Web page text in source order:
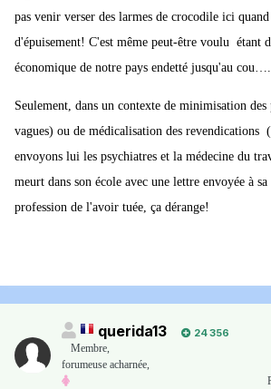
pas venir verser des larmes de crocodile ici
d'épuisement! C'est même peut-être voulu étant
économique de notre pays endetté jusqu'au cou….
Seulement, dans un contexte de minimisation
vagues) ou de médicalisation des revendications
envoyons lui les psychiatres et la médecine du
meurt dans son école avec une lettre envoyée à
profession de l'avoir tuée, ça dérange!
querida13
24 356
Membre,
forumeuse acharnée,